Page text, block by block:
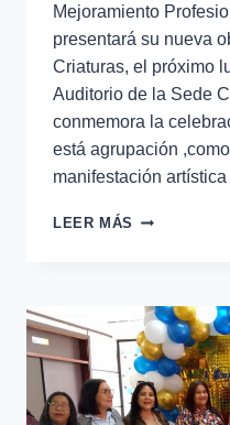
Mejoramiento
presentará su nueva
Criaturas, el próximo
Auditorio de la Sede
conmemora la
está agrupación
manifestación
LEER MÁS